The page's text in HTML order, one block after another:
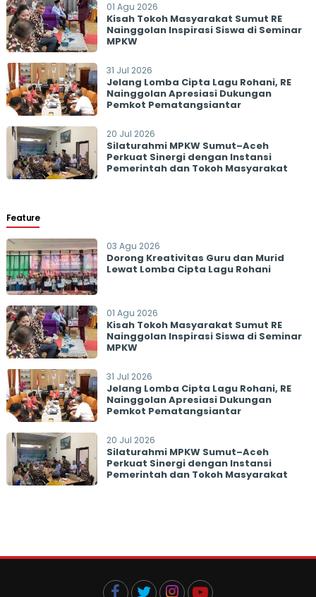
01 Agu 2026
Kisah Tokoh Masyarakat Sumut RE
Nainggolan Inspirasi Siswa di Seminar
MPKW
31 Jul 2026
Jelang Lomba Cipta Lagu Rohani, RE
Nainggolan Apresiasi Dukungan
Pemkot Pematangsiantar
20 Jul 2026
Silaturahmi MPKW Sumut–Aceh
Perkuat Sinergi dengan Instansi
Pemerintah dan Tokoh Masyarakat
Feature
03 Agu 2026
Dorong Kreativitas Guru dan Murid
Lewat Lomba Cipta Lagu Rohani
01 Agu 2026
Kisah Tokoh Masyarakat Sumut RE
Nainggolan Inspirasi Siswa di Seminar
MPKW
31 Jul 2026
Jelang Lomba Cipta Lagu Rohani, RE
Nainggolan Apresiasi Dukungan
Pemkot Pematangsiantar
20 Jul 2026
Silaturahmi MPKW Sumut–Aceh
Perkuat Sinergi dengan Instansi
Pemerintah dan Tokoh Masyarakat